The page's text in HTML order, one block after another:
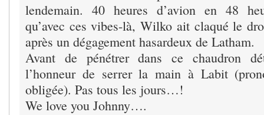
lendemain. 40 heures d’avion en 48
qu’avec ces vibes-là, Wilko ait claqué le
après un dégagement hasardeux de Latham.
Avant de pénétrer dans ce chaudron
l’honneur de serrer la main à Labit
obligée). Pas tous les jours…!
We love you Johnny….